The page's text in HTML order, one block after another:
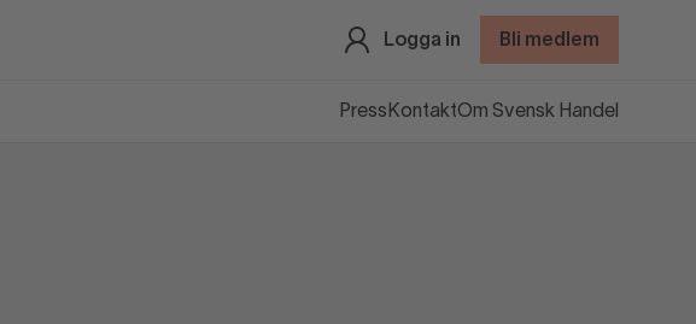
Logga in Bli medlem
Press KontaktOm Svensk Handel